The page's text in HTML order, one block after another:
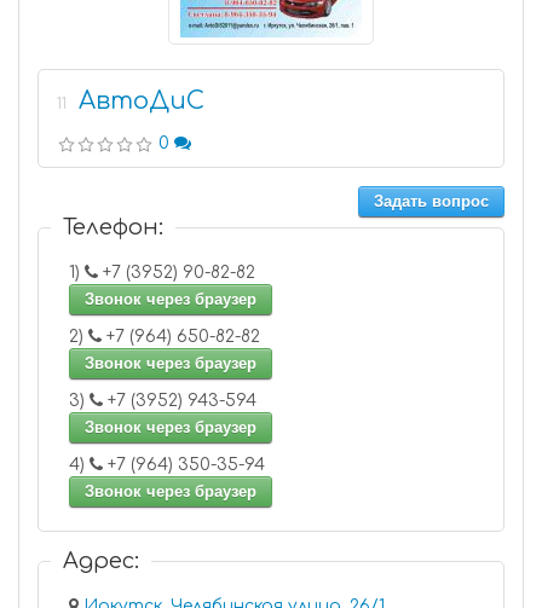
11 АвтоДиС
0
Задать вопрос
Телефон:
1)
+7 (3952) 90-82-82
Звонок через браузер
2)
+7 (964) 650-82-82
Звонок через браузер
3)
+7 (3952) 943-594
Звонок через браузер
4)
+7 (964) 350-35-94
Звонок через браузер
Адрес: